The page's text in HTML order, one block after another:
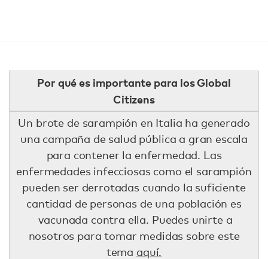
Por qué es importante para los Global
Citizens
Un brote de sarampión en Italia ha generado
una campaña de salud pública a gran escala
para contener la enfermedad. Las
enfermedades infecciosas como el sarampión
pueden ser derrotadas cuando la suficiente
cantidad de personas de una población es
vacunada contra ella. Puedes unirte a
nosotros para tomar medidas sobre este
tema aquí.